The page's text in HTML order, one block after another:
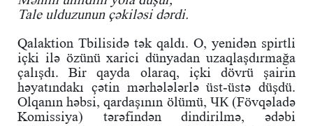
Tale ulduzunun çəkiləsi dərdi.
Qalaktion Tbilisidə tək qaldı. O, yenidən spirtli
içki ilə özünü xarici dünyadan uzaqlaşdırmağa
çalışdı. Bir qayda olaraq, içki dövrü şairin
həyatındakı çətin mərhələlərlə üst-üstə düşdü.
Olqanın həbsi, qardaşının ölümü, ЧК (Fövqəladə
Komissiya) tərəfindən dindirilmə, ədəbi